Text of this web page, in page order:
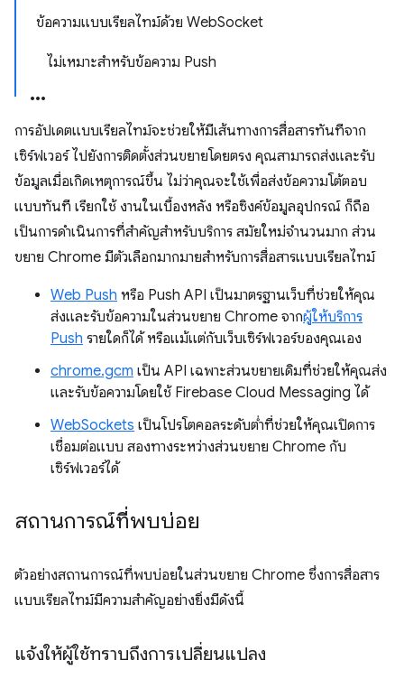
ข้อความแบบเรียลไทม์ด้วย WebSocket
ไม่เหมาะสำหรับข้อความ Push
การอัปเดตแบบเรียลไทม์จะช่วยให้มีเส้นทางการสื่อสารทันทีจาก
เซิร์ฟเวอร์ ไปยังการติดตั้งส่วนขยายโดยตรง คุณสามารถส่งและรับ
ข้อมูลเมื่อเกิดเหตุการณ์ขึ้น ไม่ว่าคุณจะใช้เพื่อส่งข้อความโต้ตอบ
แบบทันที เรียกใช้ งานในเบื้องหลัง หรือซิงค์ข้อมูลอุปกรณ์ ก็ถือ
เป็นการดำเนินการที่สำคัญสำหรับบริการ สมัยใหม่จำนวนมาก ส่วน
ขยาย Chrome มีตัวเลือกมากมายสำหรับการสื่อสารแบบเรียลไทม์
Web Push หรือ Push API เป็นมาตรฐานเว็บที่ช่วยให้คุณ
ส่งและรับข้อความในส่วนขยาย Chrome จากผู้ให้บริการ
Push รายใดก็ได้ หรือแม้แต่กับเว็บเซิร์ฟเวอร์ของคุณเอง
chrome.gcm เป็น API เฉพาะส่วนขยายเดิมที่ช่วยให้คุณส่ง
และรับข้อความโดยใช้ Firebase Cloud Messaging ได้
WebSockets เป็นโปรโตคอลระดับต่ำที่ช่วยให้คุณเปิดการ
เชื่อมต่อแบบ สองทางระหว่างส่วนขยาย Chrome กับ
เซิร์ฟเวอร์ได้
สถานการณ์ที่พบบ่อย
ตัวอย่างสถานการณ์ที่พบบ่อยในส่วนขยาย Chrome ซึ่งการสื่อสาร
แบบเรียลไทม์มีความสําคัญอย่างยิ่งมีดังนี้
แจ้งให้ผู้ใช้ทราบถึงการเปลี่ยนแปลง